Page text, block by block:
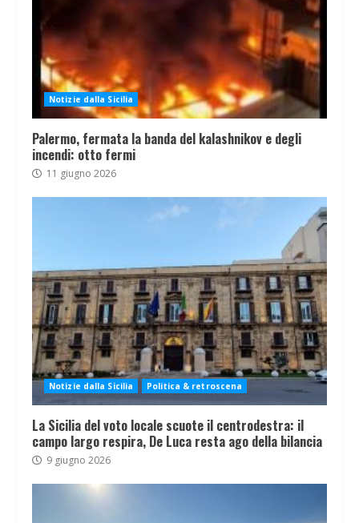
Notizie dalla Sicilia
Palermo, fermata la banda del kalashnikov e degli
incendi: otto fermi
11 giugno 2026
Notizie dalla Sicilia Politica & retroscena
La Sicilia del voto locale scuote il centrodestra: il
campo largo respira, De Luca resta ago della bilancia
9 giugno 2026